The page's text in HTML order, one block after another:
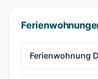
Ferienwohnung